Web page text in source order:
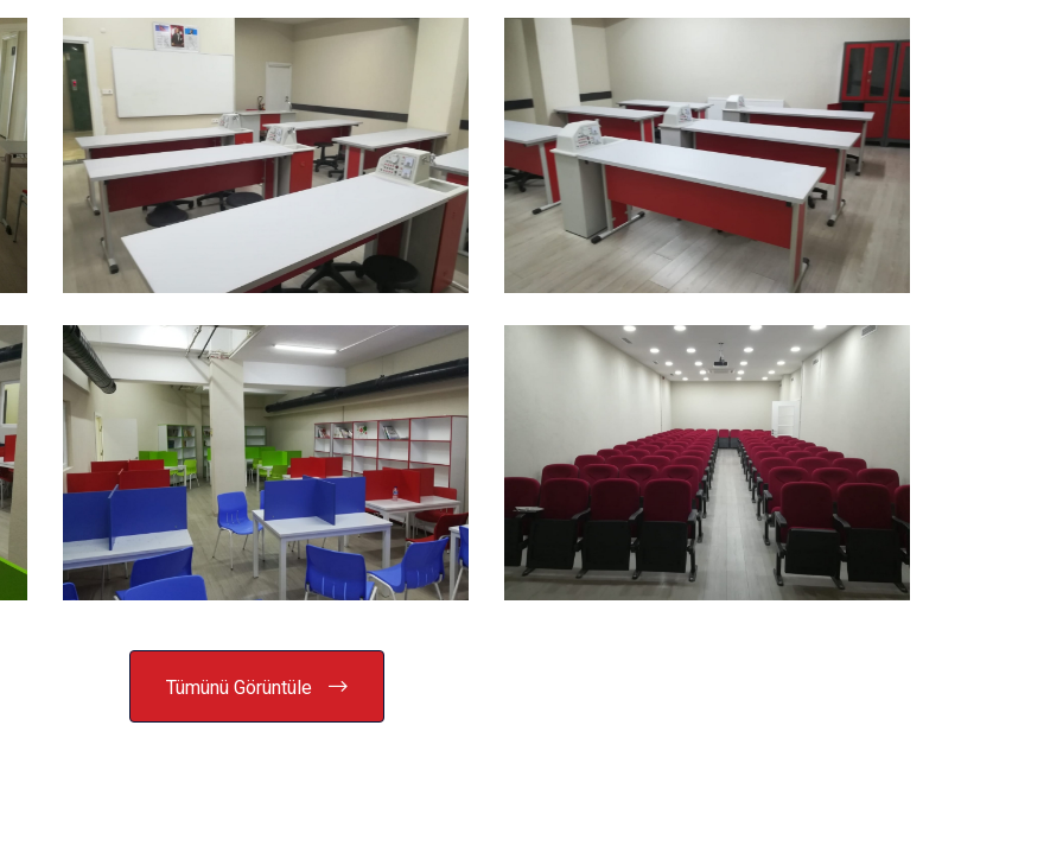
Tümünü Görüntüle